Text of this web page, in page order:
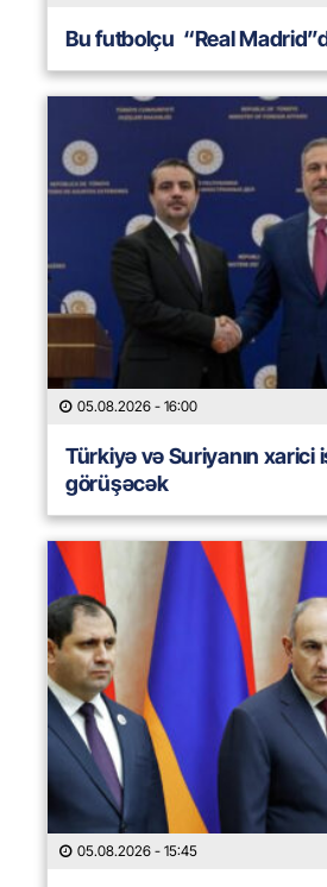
Bu futbolçu “Real
05.08.2026 - 16:00
Türkiyə və Suriyanın xarici
görüşəcək
05.08.2026 - 15:45